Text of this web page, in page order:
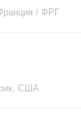
/ ФРГ
США